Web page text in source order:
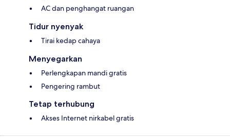
AC dan penghangat ruangan
Tidur nyenyak
Tirai kedap cahaya
Menyegarkan
Perlengkapan mandi gratis
Pengering rambut
Tetap terhubung
Akses Internet nirkabel gratis